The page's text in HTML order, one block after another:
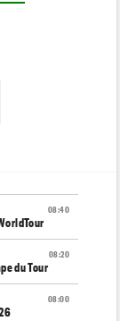
08:40
08:20
du Tour
08:00